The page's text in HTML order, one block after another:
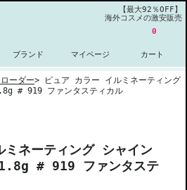
【最大92％OFF】
海外コスメの激安販売
ブランド マイページ
0
カート
ーダー>
ピュア カラー イルミネーティング
# 919 ファンタスティカル
ネーティング シャイン
1.8g # 919 ファンタステ